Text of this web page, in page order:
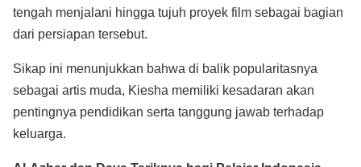
tengah menjalani hingga tujuh proyek film sebagai bagian
dari persiapan tersebut.
Sikap ini menunjukkan bahwa di balik popularitasnya
sebagai artis muda, Kiesha memiliki kesadaran akan
pentingnya pendidikan serta tanggung jawab terhadap
keluarga.